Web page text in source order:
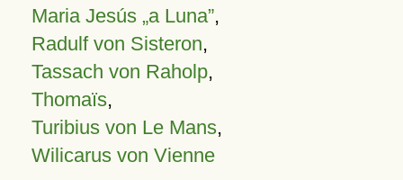
Maria Jesús „a Luna”,
Radulf von Sisteron,
Tassach von Raholp,
Thomaïs,
Turibius von Le Mans,
Wilicarus von Vienne